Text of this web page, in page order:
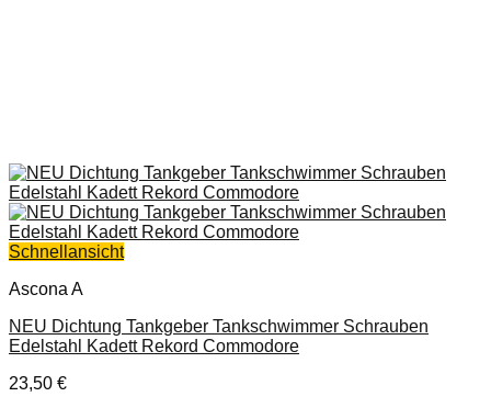
Schnellansicht
Ascona A
NEU Dichtung Tankgeber Tankschwimmer Schrauben
Edelstahl Kadett Rekord Commodore
23,50 €